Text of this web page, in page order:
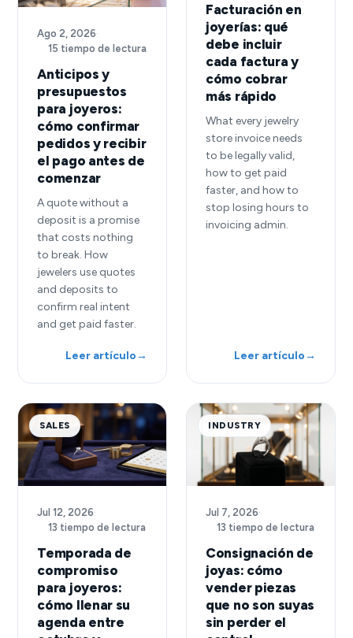
Ago 2, 2026·
15 tiempo de lectura
Anticipos y
presupuestos
para joyeros:
cómo confirmar
pedidos y recibir
el pago antes de
comenzar
A quote without a
deposit is a promise
that costs nothing
to break. How
jewelers use quotes
and deposits to
confirm real intent
and get paid faster.
Leer artículo→
Facturación en
joyerías: qué
debe incluir
cada factura y
cómo cobrar
más rápido
What every jewelry
store invoice needs
to be legally valid,
how to get paid
faster, and how to
stop losing hours to
invoicing admin.
Leer artículo→
SALES
Jul 12, 2026·
13 tiempo de lectura
Temporada de
compromiso
para joyeros:
cómo llenar su
agenda entre
INDUSTRY
Jul 7, 2026·
13 tiempo de lectura
Consignación de
joyas: cómo
vender piezas
que no son suyas
sin perder el